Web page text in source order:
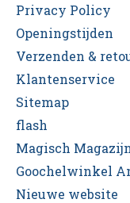
Privacy Policy
Openingstijden
Verzenden &
Klantenservice
Sitemap
flash
Magisch
Goochelwinkel
Nieuwe website